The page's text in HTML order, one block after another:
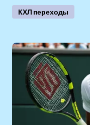
КХЛ переходы